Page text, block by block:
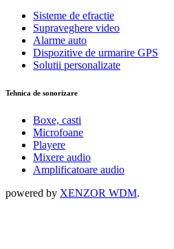
Sisteme de efractie
Supraveghere video
Alarme auto
Dispozitive de urmarire GPS
Solutii personalizate
Tehnica de sonorizare
Boxe, casti
Microfoane
Playere
Mixere audio
Amplificatoare audio
powered by XENZOR WDM.